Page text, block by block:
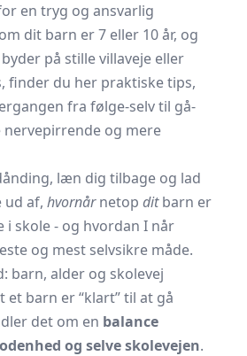
en tryg og ansvarlig
dit barn er 7 eller 10 år, og
på stille villaveje eller
finder du her praktiske tips,
fra følge-selv til gå-
nervepirrende og mere
læn dig tilbage og lad
ud af, hvornårnetop ditbarn er
i skole - og hvordan I når
og mest selvsikre måde.
barn, alder og skolevej
et barn er “klart” til at gå
det om en balance
og selve skolevejen.